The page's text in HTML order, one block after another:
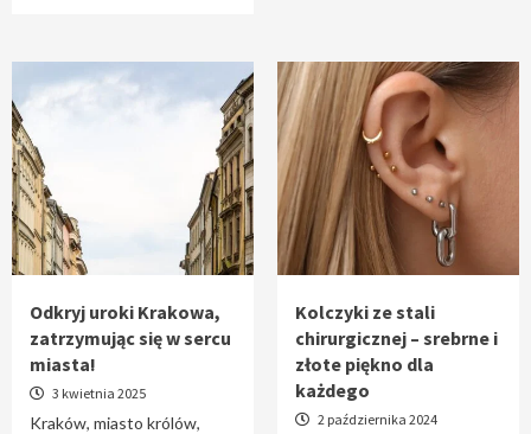
Odkryj uroki Krakowa,
zatrzymując się w sercu
miasta!
3 kwietnia 2025
Kraków, miasto królów,
Kolczyki ze stali
chirurgicznej – srebrne i
złote piękno dla
każdego
2 października 2024